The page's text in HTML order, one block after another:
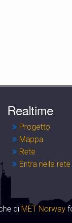
Realtime
Progetto
Mappa
Rete
Entra nella rete
di MET Norway